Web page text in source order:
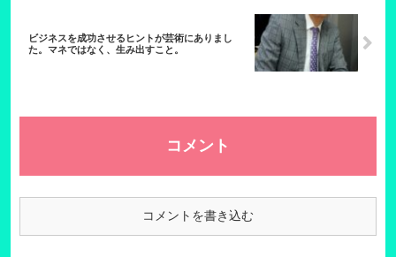
ビジネスを成功させるヒントが芸術にありまし
た。マネではなく、生み出すこと。
コメント
コメントを書き込む